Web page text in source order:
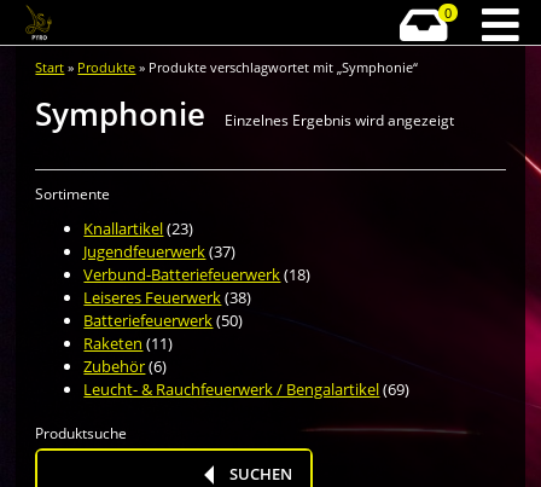
0
Start » Produkte » Produkte verschlagwortet mit „Symphonie“
Symphonie Einzelnes Ergebnis wird angezeigt
Sortimente
Knallartikel(23)
Jugendfeuerwerk(37)
Verbund-Batteriefeuerwerk(18)
Leiseres Feuerwerk(38)
Batteriefeuerwerk(50)
Raketen (11)
Zubehör(6)
Leucht- & Rauchfeuerwerk / Bengalartikel(69)
Produktsuche
Products
SUCHEN